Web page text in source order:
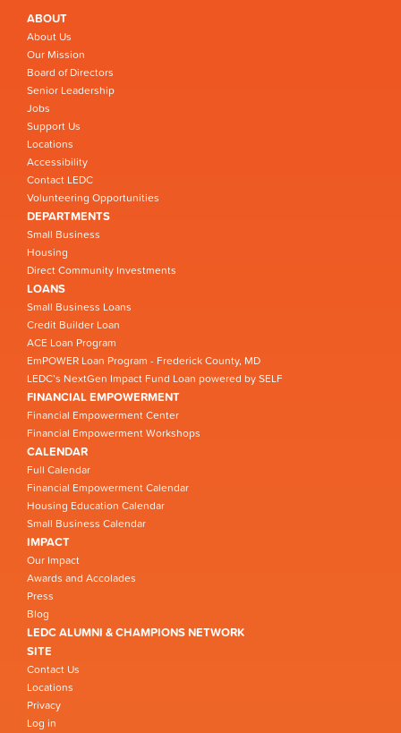
ABOUT
About Us
Our Mission
Board of Directors
Senior Leadership
Jobs
Support Us
Locations
Accessibility
Contact LEDC
Volunteering Opportunities
DEPARTMENTS
Small Business
Housing
Direct Community Investments
LOANS
Small Business Loans
Credit Builder Loan
ACE Loan Program
EmPOWER Loan Program - Frederick County, MD
LEDC’s NextGen Impact Fund Loan powered by SELF
FINANCIAL EMPOWERMENT
Financial Empowerment Center
Financial Empowerment Workshops
CALENDAR
Full Calendar
Financial Empowerment Calendar
Housing Education Calendar
Small Business Calendar
IMPACT
Our Impact
Awards and Accolades
Press
Blog
LEDC ALUMNI & CHAMPIONS NETWORK
SITE
Contact Us
Locations
Privacy
Log in